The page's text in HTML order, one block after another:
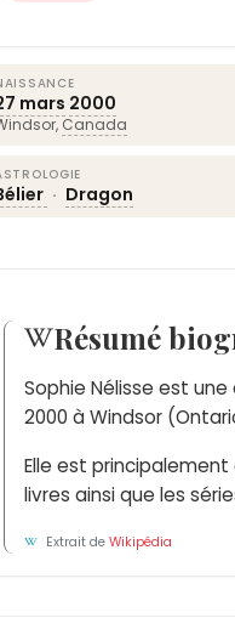
mars 2000
Canada
· Dragon
Résumé
Sophie Nélisse est
2000 à Windsor
Elle est principalement
livres ainsi que les
Extrait deWikipédia